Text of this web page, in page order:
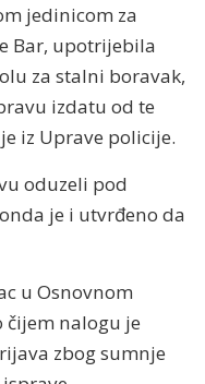
jedinicom za
Bar, upotrijebila
za stalni boravak,
izdatu od te
iz Uprave policije.
oduzeli pod
je i utvrđeno da
u Osnovnom
nalogu je
zbog sumnje